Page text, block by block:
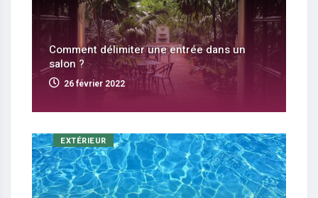
Comment délimiter une entrée dans un
salon ?
26 février 2022
EXTÉRIEUR